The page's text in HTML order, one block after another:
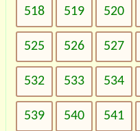
518 519 520
525 526 527
532 533 534
539 540 541